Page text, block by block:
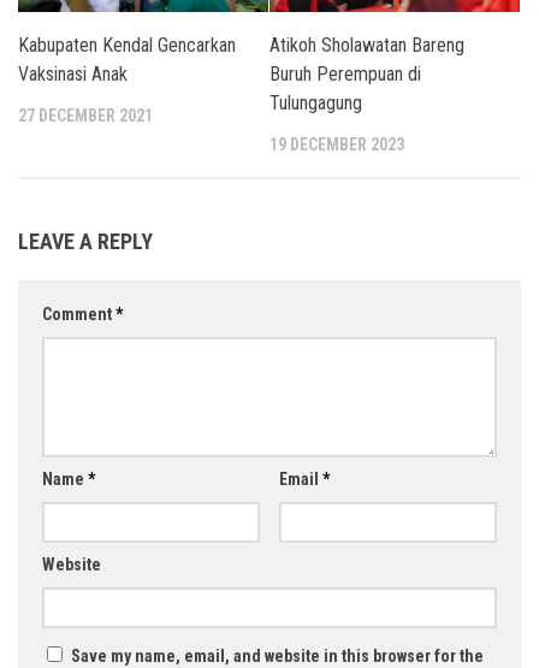
Kabupaten Kendal Gencarkan
Vaksinasi Anak
27 DECEMBER 2021
Atikoh Sholawatan Bareng
Buruh Perempuan di
Tulungagung
19 DECEMBER 2023
LEAVE A REPLY
Comment*
Name * Email *
Website
Save my name, email, and website in this browser for the